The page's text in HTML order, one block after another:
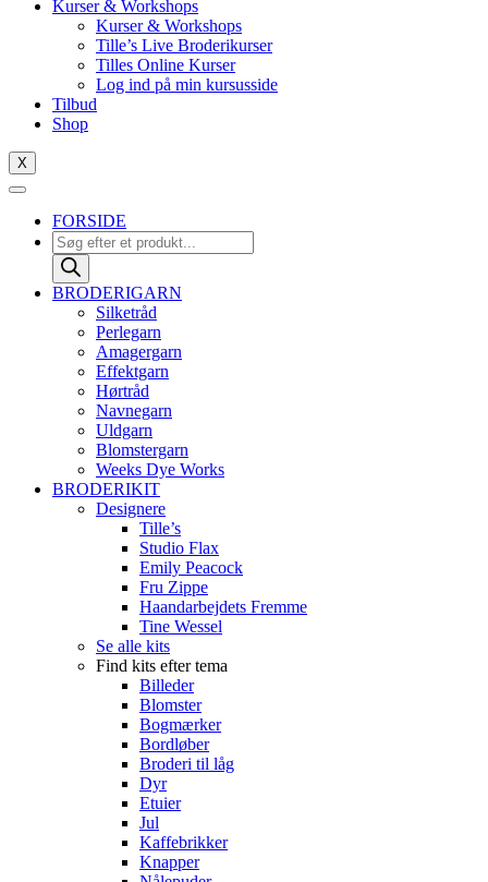
Perlenåle
Krumme
10
antal
Kurser & Workshops
Kurser & Workshops
Tille’s Live Broderikurser
Tilles Online Kurser
Log ind på min kursusside
Tilbud
Shop
X
FORSIDE
Products
search
BRODERIGARN
Silketråd
Perlegarn
Amagergarn
Effektgarn
Hørtråd
Navnegarn
Uldgarn
Blomstergarn
Weeks Dye Works
BRODERIKIT
Designere
Tille’s
Studio Flax
Emily Peacock
Fru Zippe
Haandarbejdets Fremme
Tine Wessel
Se alle kits
Find kits efter tema
Billeder
Blomster
Bogmærker
Bordløber
Broderi til låg
Dyr
Etuier
Jul
Kaffebrikker
Knapper